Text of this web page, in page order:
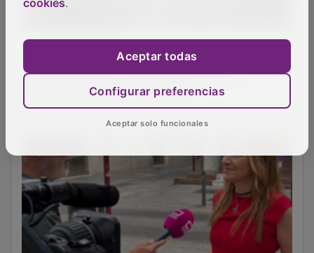
Detenido por golpear a un hombre con un
objeto contundente por el corte de un
camino entre Soria y Atienza
cookies.
Aceptar todas
Configurar preferencias
Aceptar solo funcionales